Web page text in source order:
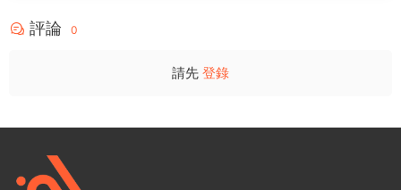
評論 0
請先 登錄